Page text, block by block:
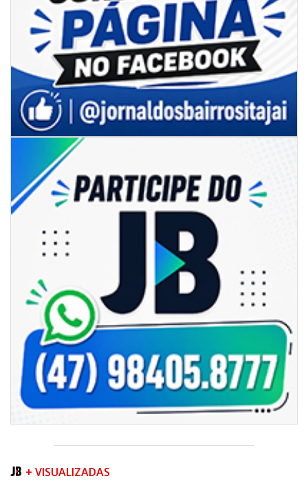
05/08/2026 | 07:00
Sorveteria do Norte de SC expande e abre primeira unidade em
Florianópolis
GERAL
+ VISUALIZADAS